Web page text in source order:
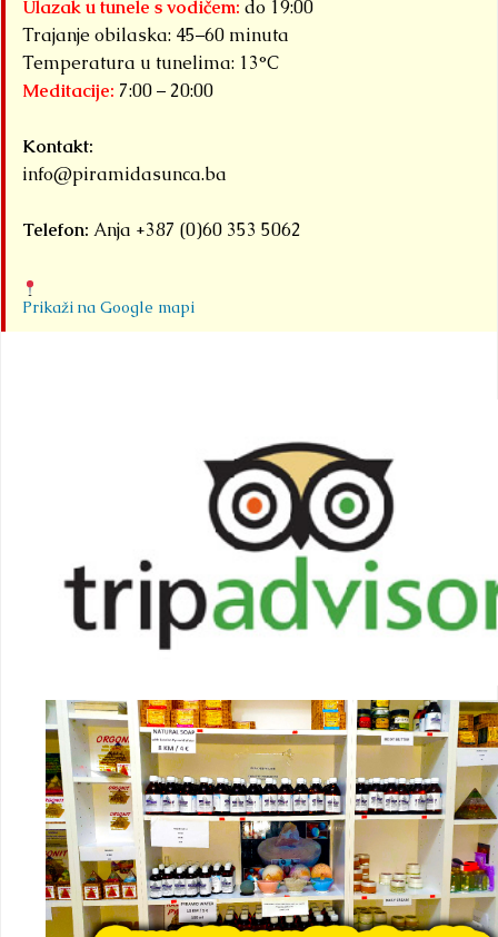
Ulazak u tunele s vodičem: do 19:00
Trajanje obilaska: 45–60 minuta
Temperatura u tunelima: 13°C
Meditacije: 7:00 – 20:00
Kontakt:
info@piramidasunca.ba
Telefon: Anja +387 (0)60 353 5062
Prikaži na Google mapi